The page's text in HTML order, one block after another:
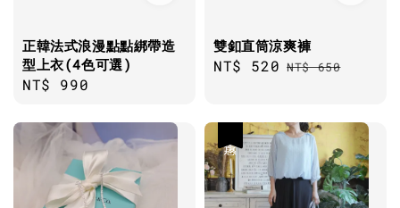
正韓法式浪漫點點綁帶造
型上衣(4色可選)
Regular
NT$ 990
雙釦直筒涼爽褲
Sale
NT$ 520 Regular
NT$ 650